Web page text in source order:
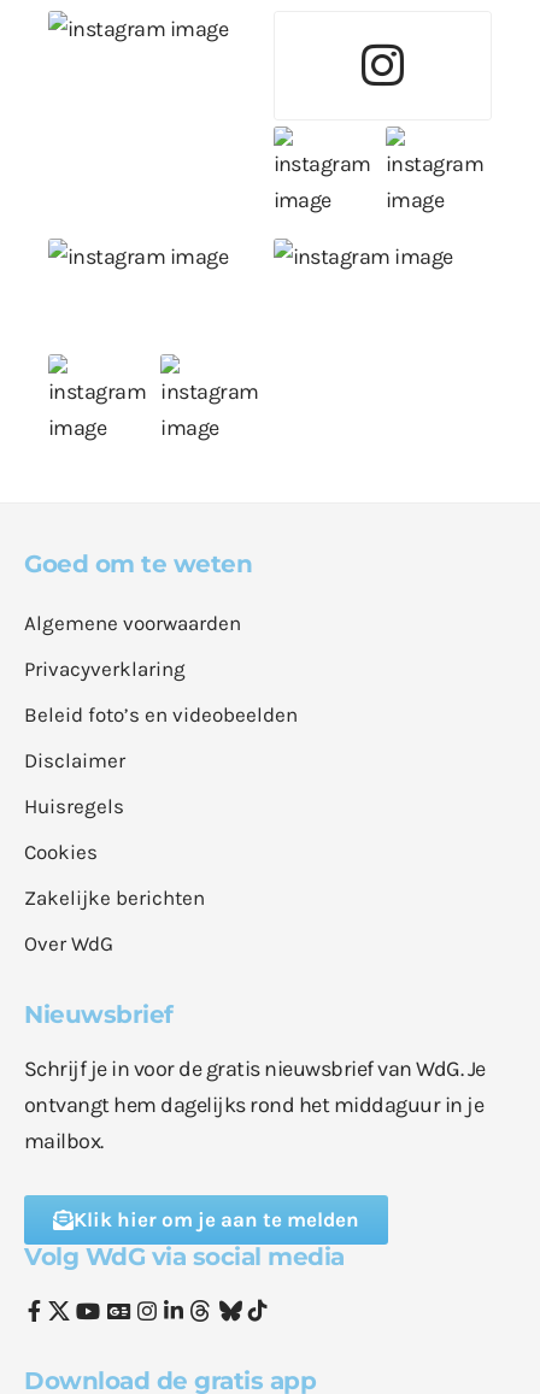
Goed om te weten
Algemene voorwaarden
Privacyverklaring
Beleid foto’s en videobeelden
Disclaimer
Huisregels
Cookies
Zakelijke berichten
Over WdG
Nieuwsbrief
Schrijf je in voor de gratis nieuwsbrief van WdG. Je
ontvangt hem dagelijks rond het middaguur in je
mailbox.
Klik hier om je aan te melden
Volg WdG via social media
Download de gratis app